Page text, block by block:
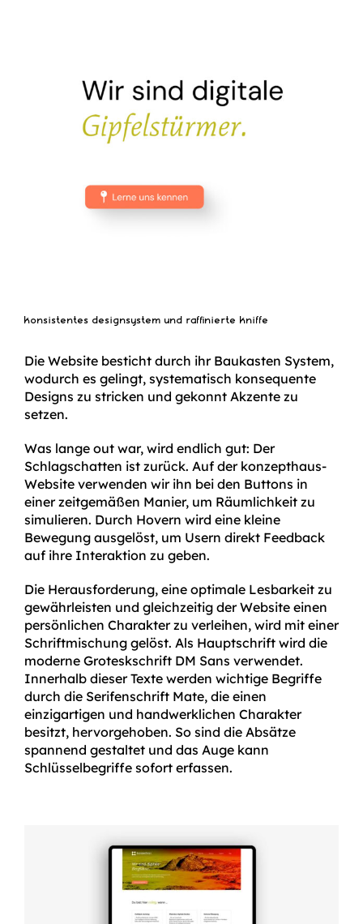
konsistentes designsystem und raffinierte kniffe
Die Website besticht durch ihr Baukasten System,
wodurch es gelingt, systematisch konsequente
Designs zu stricken und gekonnt Akzente zu
setzen.
Was lange out war, wird endlich gut: Der
Schlagschatten ist zurück. Auf der konzepthaus-
Website verwenden wir ihn bei den Buttons in
einer zeitgemäßen Manier, um Räumlichkeit zu
simulieren. Durch Hovern wird eine kleine
Bewegung ausgelöst, um Usern direkt Feedback
auf ihre Interaktion zu geben.
Die Herausforderung, eine optimale Lesbarkeit zu
gewährleisten und gleichzeitig der Website einen
persönlichen Charakter zu verleihen, wird mit einer
Schriftmischung gelöst. Als Hauptschrift wird die
moderne Groteskschrift DM Sans verwendet.
Innerhalb dieser Texte werden wichtige Begriffe
durch die Serifenschrift Mate, die einen
einzigartigen und handwerklichen Charakter
besitzt, hervorgehoben. So sind die Absätze
spannend gestaltet und das Auge kann
Schlüsselbegriffe sofort erfassen.